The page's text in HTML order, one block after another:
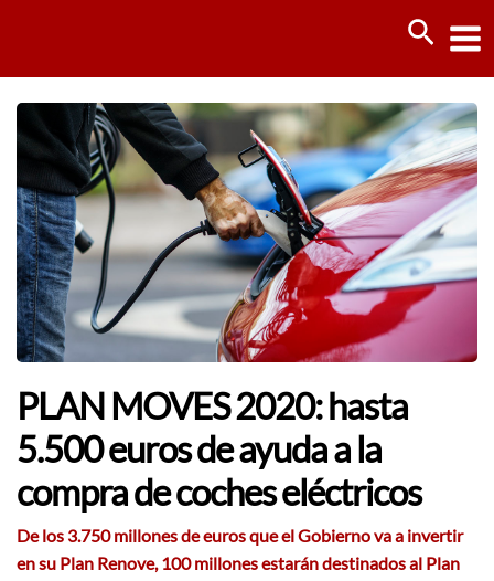
PLAN MOVES 2020: hasta
5.500 euros de ayuda a la
compra de coches eléctricos
De los 3.750 millones de euros que el Gobierno va a invertir
en su Plan Renove, 100 millones estarán destinados al Plan